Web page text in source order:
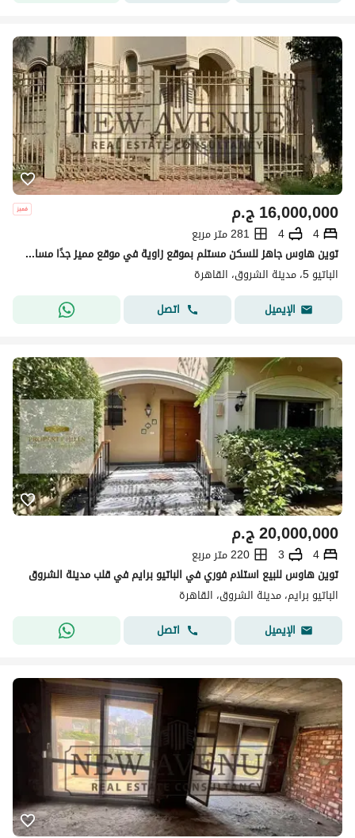
ج.م16,000,000
4
4
281 متر مربع
توين هاوس جاهز للسكن مستلم بموقع زاوية في موقع مميز جدًا مساحة الأرض 300 متر مربع
الباتيو 5، مدينة الشروق، القاهرة
الإيميل
اتصل
ج.م20,000,000
4
3
220 متر مربع
توين هاوس للبيع استلام فوري في الباتيو برايم في قلب مدينة الشروق
الباتيو برايم، مدينة الشروق، القاهرة
الإيميل
اتصل